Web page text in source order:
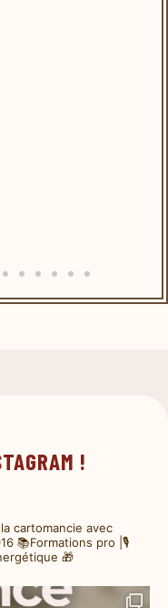
!
cartomancie avec
📚Formations pro |🎙️
🎁